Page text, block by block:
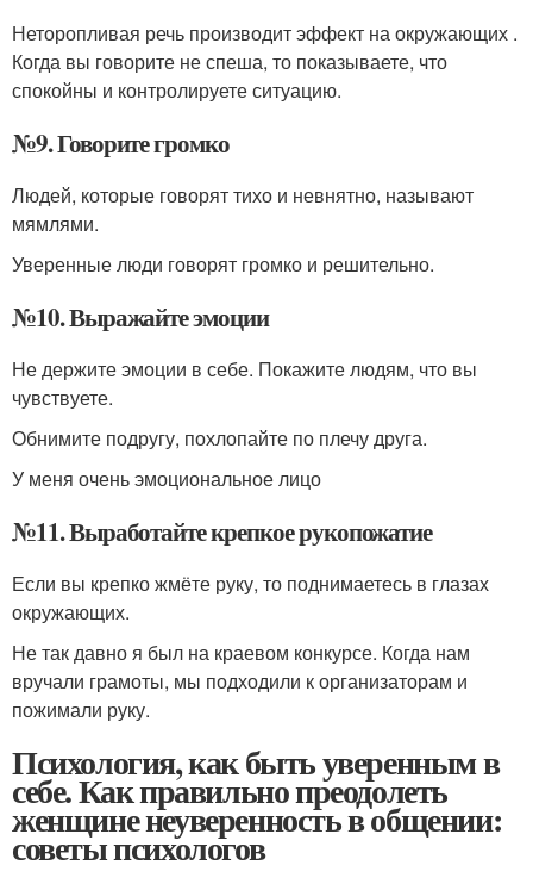
Неторопливая речь производит эффект на окружающих .
Когда вы говорите не спеша, то показываете, что
спокойны и контролируете ситуацию.
№9. Говорите громко
Людей, которые говорят тихо и невнятно, называют
мямлями.
Уверенные люди говорят громко и решительно.
№10. Выражайте эмоции
Не держите эмоции в себе. Покажите людям, что вы
чувствуете.
Обнимите подругу, похлопайте по плечу друга.
У меня очень эмоциональное лицо
№11. Выработайте крепкое рукопожатие
Если вы крепко жмёте руку, то поднимаетесь в глазах
окружающих.
Не так давно я был на краевом конкурсе. Когда нам
вручали грамоты, мы подходили к организаторам и
пожимали руку.
Психология, как быть уверенным в
себе. Как правильно преодолеть
женщине неуверенность в общении:
советы психологов